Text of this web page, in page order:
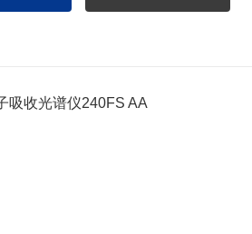
吸收光谱仪240FS AA